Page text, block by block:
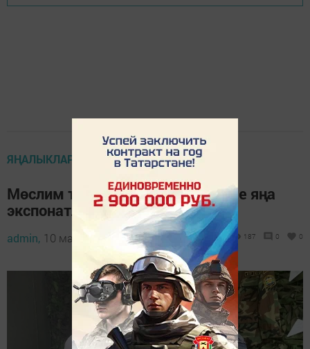
ЯҢАЛЫКЛАР
Мөслим туган якны өйрәнү музее яңа
экспонатлар белән тулыланды
admin, 10 май 2026 - 17:00 187 0 0